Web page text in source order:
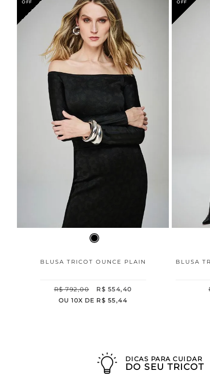
BLUSA TRICOT OUNCE PLAIN
R$ 792,00 R$ 554,40
OU 10X DE R$ 55,44
BLUSA
DICAS PARA CUIDAR
DO SEU TRICOT